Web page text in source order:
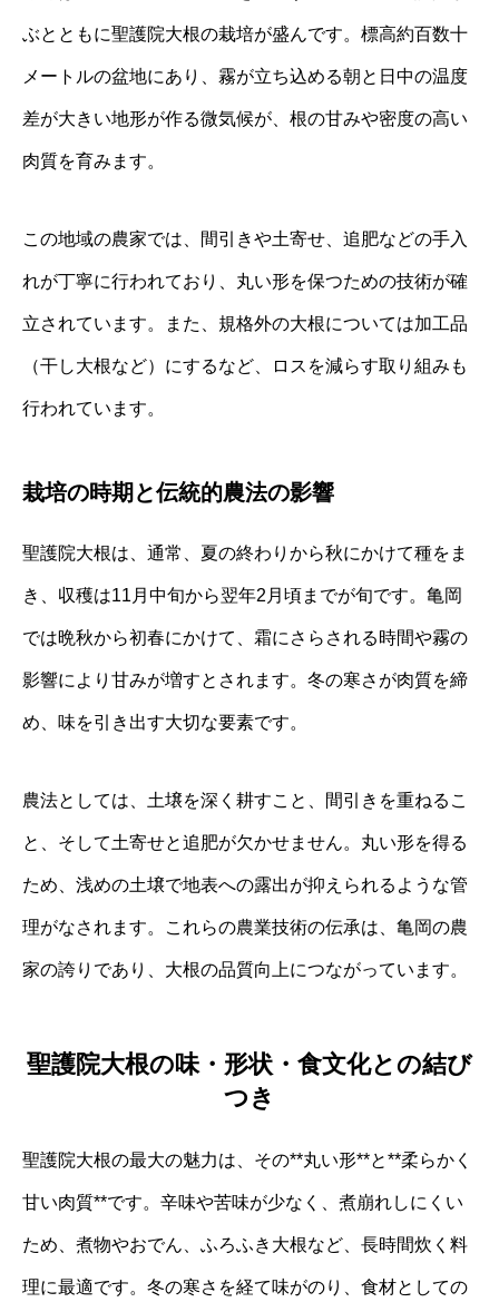
ぶとともに聖護院大根の栽培が盛んです。標高約百数十
メートルの盆地にあり、霧が立ち込める朝と日中の温度
差が大きい地形が作る微気候が、根の甘みや密度の高い
肉質を育みます。
この地域の農家では、間引きや土寄せ、追肥などの手入
れが丁寧に行われており、丸い形を保つための技術が確
立されています。また、規格外の大根については加工品
（干し大根など）にするなど、ロスを減らす取り組みも
行われています。
栽培の時期と伝統的農法の影響
聖護院大根は、通常、夏の終わりから秋にかけて種をま
き、収穫は11月中旬から翌年2月頃までが旬です。亀岡
では晩秋から初春にかけて、霜にさらされる時間や霧の
影響により甘みが増すとされます。冬の寒さが肉質を締
め、味を引き出す大切な要素です。
農法としては、土壌を深く耕すこと、間引きを重ねるこ
と、そして土寄せと追肥が欠かせません。丸い形を得る
ため、浅めの土壌で地表への露出が抑えられるような管
理がなされます。これらの農業技術の伝承は、亀岡の農
家の誇りであり、大根の品質向上につながっています。
聖護院大根の味・形状・食文化との結び
つき
聖護院大根の最大の魅力は、その**丸い形**と**柔らかく
甘い肉質**です。辛味や苦味が少なく、煮崩れしにくい
ため、煮物やおでん、ふろふき大根など、長時間炊く料
理に最適です。冬の寒さを経て味がのり、食材としての